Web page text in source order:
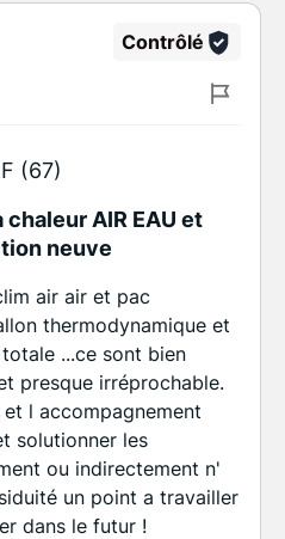
Contrôlé
(67)
AIR EAU et
neuve
air air et pac
thermodynamique et
...ce sont bien
presque irréprochable.
l accompagnement
solutionner les
ou indirectement n'
un point a travailler
dans le futur !